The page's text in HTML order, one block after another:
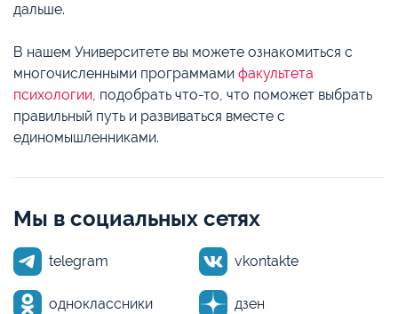
дальше.
В нашем Университете вы можете ознакомиться с
многочисленными программами факультета
психологии, подобрать что-то, что поможет выбрать
правильный путь и развиваться вместе с
единомышленниками.
Мы в социальных сетях
telegram vkontakte
одноклассники дзен